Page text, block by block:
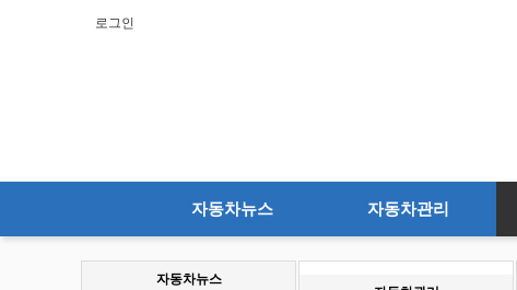
로그인
자동차뉴스 자동차관리
자동차뉴스